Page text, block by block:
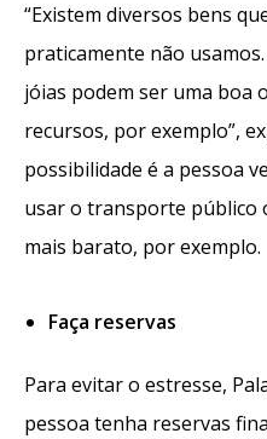
“Existem diversos bens
praticamente não
jóias podem ser uma boa
recursos, por exemplo”,
possibilidade é a pessoa
usar o transporte público
mais barato, por exemplo.
Faça reservas
Para evitar o estresse,
pessoa tenha reservas